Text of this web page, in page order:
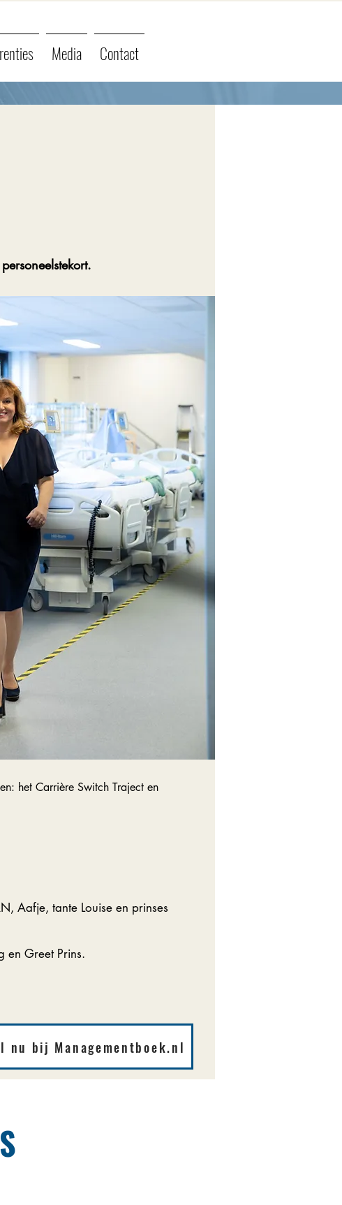
Media Contact
het Carrière Switch Traject en
Aafje, tante Louise en prinses
en Greet Prins.
nu bij Managementboek.nl